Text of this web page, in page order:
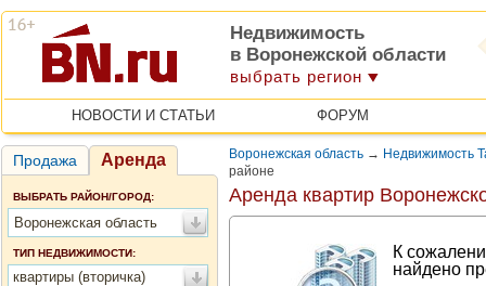
Недвижимость
в Воронежской области
выбрать регион
НОВОСТИ И СТАТЬИ ФОРУМ
Продажа Аренда
ВЫБРАТЬ РАЙОН/ГОРОД:
Воронежская область
ТИП НЕДВИЖИМОСТИ:
квартиры (вторичка)
Воронежская область → Недвижимость
районе
Аренда квартир
К
найдено